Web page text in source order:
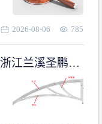
2026-08-06 785
江兰溪圣鹏、
权纠纷